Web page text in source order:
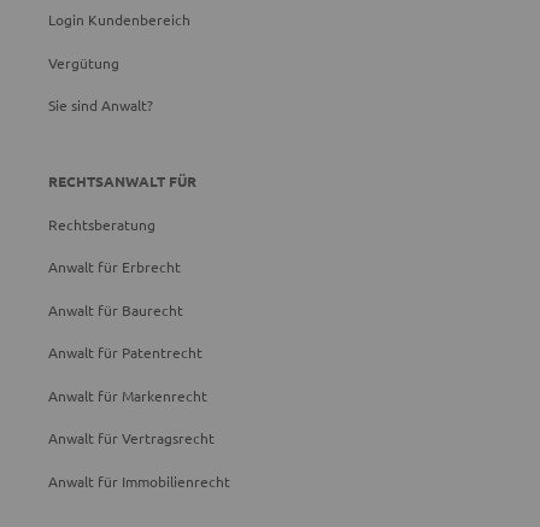
Login Kundenbereich
Vergütung
Sie sind Anwalt?
RECHTSANWALT FÜR
Rechtsberatung
Anwalt für Erbrecht
Anwalt für Baurecht
Anwalt für Patentrecht
Anwalt für Markenrecht
Anwalt für Vertragsrecht
Anwalt für Immobilienrecht